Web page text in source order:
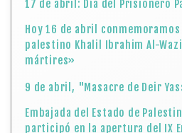
17 de abril: Día del Prisionero
Hoy 16 de abril
palestino Khalil Ibrahim Al-
mártires»
9 de abril, "Masacre de Deir
Embajada del Estado de
participó en la apertura del IX